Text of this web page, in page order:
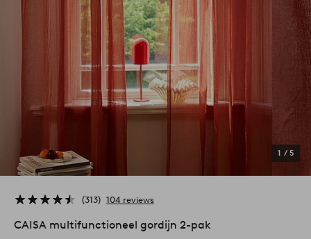
1 / 5
313 104 reviews
CAISA multifunctioneel gordijn 2-pak